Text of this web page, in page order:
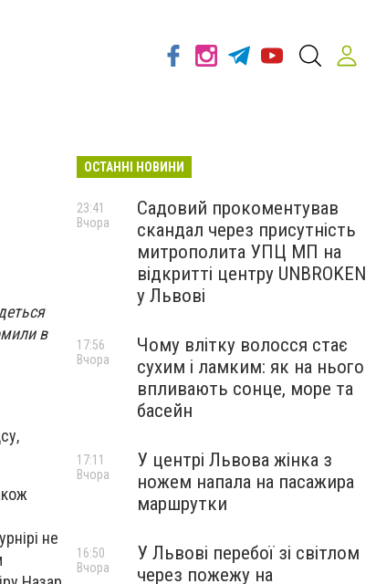
в
не
ОСТАННІ НОВИНИ
Садовий прокоментував
скандал через присутність
митрополита УПЦ МП на
відкритті центру UNBROKEN
у Львові
23:41
Вчора
Чому влітку волосся стає
сухим і ламким: як на нього
впливають сонце, море та
басейн
17:56
Вчора
У центрі Львова жінка з
ножем напала на пасажира
маршрутки
17:11
Вчора
У Львові перебої зі світлом
через пожежу на
16:50
Вчора